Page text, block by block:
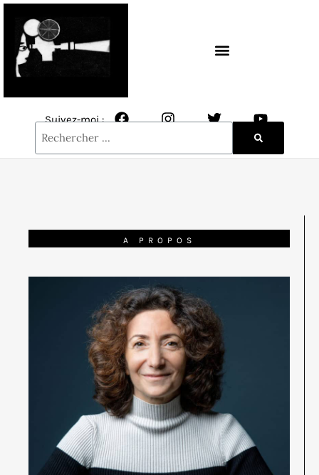
Suivez-moi :
A PROPOS